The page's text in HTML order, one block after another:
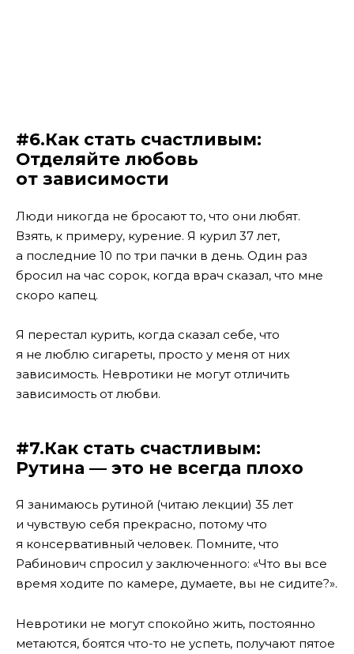
#6.Как стать счастливым:
Отделяйте любовь
от зависимости
Люди никогда не бросают то, что они любят.
Взять, к примеру, курение. Я курил 37 лет,
а последние 10 по три пачки в день. Один раз
бросил на час сорок, когда врач сказал, что мне
скоро капец.
Я перестал курить, когда сказал себе, что
я не люблю сигареты, просто у меня от них
зависимость. Невротики не могут отличить
зависимость от любви.
#7.Как стать счастливым:
Рутина — это не всегда плохо
Я занимаюсь рутиной (читаю лекции) 35 лет
и чувствую себя прекрасно, потому что
я консервативный человек. Помните, что
Рабинович спросил у заключенного: «Что вы все
время ходите по камере, думаете, вы не сидите?».
Невротики не могут спокойно жить, постоянно
метаются, боятся что-то не успеть, получают пятое